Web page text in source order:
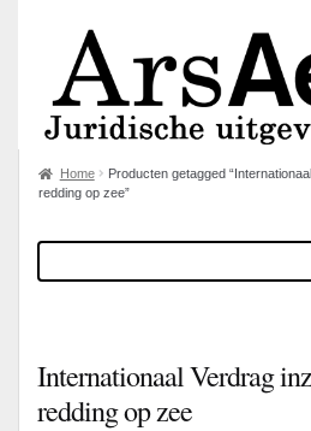
Home
Producten getagged
redding op zee”
Internationaal Verdrag
redding op zee